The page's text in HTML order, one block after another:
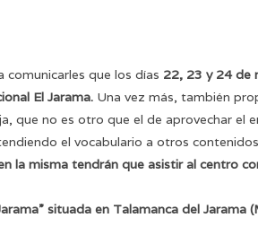
que los días 22, 23 y 24 de
El Jarama. Una vez más, también
que no es otro que el de aprovechar
el vocabulario a otros
la misma tendrán que asistir al centro
situada en Talamanca del Jarama